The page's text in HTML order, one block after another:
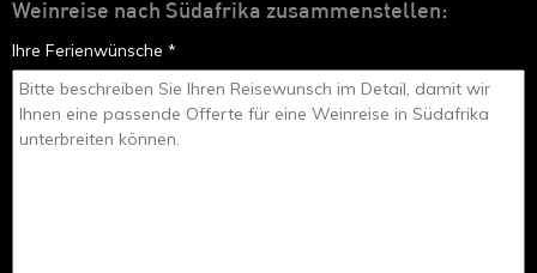
Marokko
Weinreise nach Südafrika zusammenstellen:
Ihre Ferienwünsche *